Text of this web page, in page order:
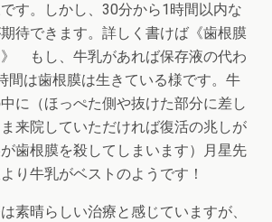
す。しかし、30分から1時間以内な
待できます。詳しく書けば《歯根膜
もし、牛乳があれば保存液の代わ
間は歯根膜は生きている様です。牛
に（ほっぺた側や抜けた部分に差し
来院していただければ復活の兆しが
歯根膜を殺してしまいます）月星先
り牛乳がベストのようです！
素晴らしい治療と感じていますが、